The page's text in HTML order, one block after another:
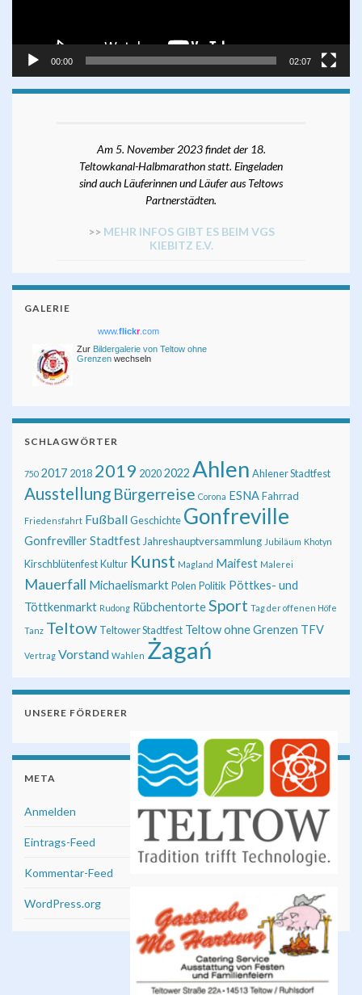
00:00 02:07
Am 5. November 2023 findet der 18.
Teltowkanal-Halbmarathon statt. Eingeladen
sind auch Läuferinnen und Läufer aus Teltows
Partnerstädten.
>> MEHR INFOS GIBT ES BEIM VGS
KIEBITZ E.V.
GALERIE
www.flickr.com
Zur Bildergalerie von Teltow ohne
Grenzen wechseln
SCHLAGWÖRTER
750 2017 2018 2019 20202022 Ahlen Ahlener Stadtfest
Ausstellung Bürgerreise Corona ESNAFahrrad
Friedensfahrt FußballGeschichte Gonfreville
Gonfreviller StadtfestJahreshauptversammlung Jubiläum Khotyn
KirschblütenfestKultur Kunst Magland Maifest Malerei
Mauerfall MichaelismarktPolen Politik Pöttkes- und
Töttkenmarkt Rudong RübchentorteSport Tag der offenen Höfe
Tanz Teltow Teltower Stadtfest Teltow ohne Grenzen TFV
Vertrag Vorstand Wahlen Żagań
UNSERE FÖRDERER
META
Anmelden
Eintrags-Feed
Kommentar-Feed
WordPress.org